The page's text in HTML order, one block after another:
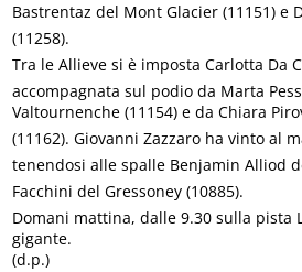
Bastrentaz del Mont Glacier (11151) e
(11258).
Tra le Allieve si è imposta Carlotta Da
accompagnata sul podio da Marta
Valtournenche (11154) e da Chiara
(11162). Giovanni Zazzaro ha vinto al
tenendosi alle spalle Benjamin Alliod
Facchini del Gressoney (10885).
Domani mattina, dalle 9.30 sulla pista
gigante.
(d.p.)